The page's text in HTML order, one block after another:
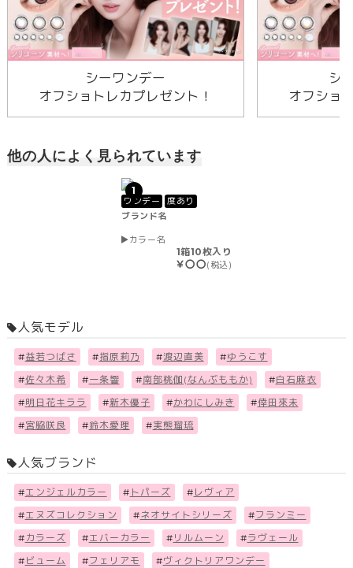
シーワンデー
オフショトレカプレゼント！
シ
オフショ
他の人によく見られています
1
ワンデー
度あり
ブランド名
カラー名
1箱10枚入り
￥〇〇(税込)
人気モデル
#益若つばさ #指原莉乃 #渡辺直美 #ゆうこす
#佐々木希 #一条響 #南部桃伽(なんぶももか) #白石麻衣
#明日花キララ #新木優子 #かわにしみき #倖田來未
#宮脇咲良 #鈴木愛理 #実熊瑠琉
人気ブランド
#エンジェルカラー # トパーズ # レヴィア
#エヌズコレクション #ネオサイトシリーズ #フランミー
# カラーズ #エバーカラー # リルムーン #ラヴェール
# ビューム #フェリアモ #ヴィクトリアワンデー